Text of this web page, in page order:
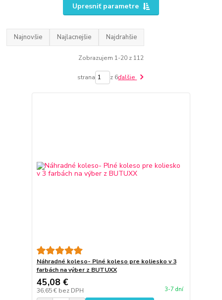
Upresniť parametre
Najnovšie Najlacnejšie Najdrahšie
Zobrazujem 1-20 z 112
strana z 6ďalšie
Náhradné koleso- Plné koleso pre koliesko v 3
farbách na výber z BUTUXX
45,08 €
36,65 € bez DPH 3-7 dní